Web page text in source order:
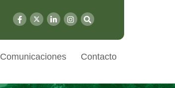
Comunicaciones Contacto